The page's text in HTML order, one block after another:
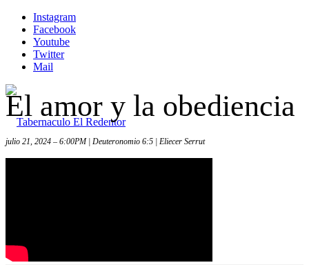
Instagram
Facebook
Youtube
Twitter
Mail
El amor y la obediencia
julio 21, 2024 – 6:00PM | Deuteronomio 6:5 | Eliecer Serrut